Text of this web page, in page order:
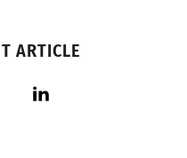
ARTICLE